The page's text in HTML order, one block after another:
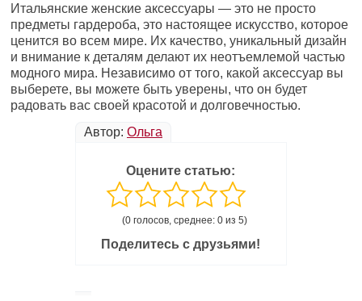
Итальянские женские аксессуары — это не просто
предметы гардероба, это настоящее искусство, которое
ценится во всем мире. Их качество, уникальный дизайн
и внимание к деталям делают их неотъемлемой частью
модного мира. Независимо от того, какой аксессуар вы
выберете, вы можете быть уверены, что он будет
радовать вас своей красотой и долговечностью.
Автор: Ольга
Оцените статью:
(0 голосов, среднее: 0 из 5)
Поделитесь с друзьями!